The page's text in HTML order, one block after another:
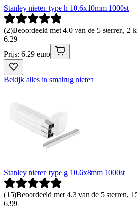
Stanley nieten type h 10.6x10mm 1000st
(2)Beoordeeld met 4.0 van de 5 sterren, 2
6.29
Prijs: 6.29 euro
Bekijk alles in smalrug nieten
Stanley nieten type g 10.6x8mm 1000st
(15)Beoordeeld met 4.3 van de 5 sterren,
6.99